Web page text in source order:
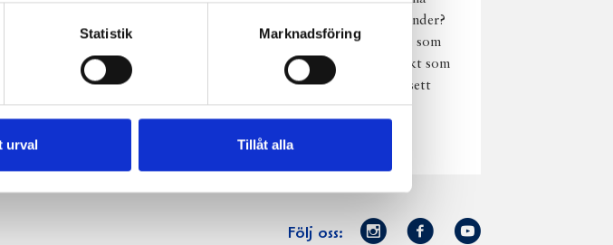
Statistik Marknadsföring
urval Tillåt alla
norrländska mjölkbönder?
Den är lika god varm som
kall och passar perfekt som
vardagsnjutning oavsett
väder, året om.
Läs mer
Följ oss:
Norrmejerier
Facebook
Youtube